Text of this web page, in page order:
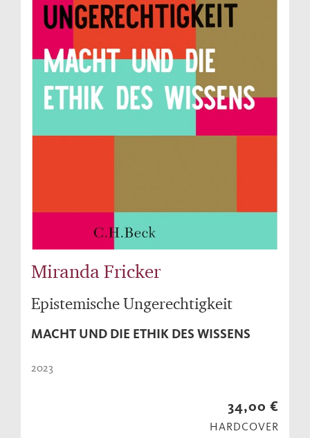
Miranda Fricker
Epistemische Ungerechtigkeit
MACHT UND DIE ETHIK DES WISSENS
2023
34,00 €
HARDCOVER